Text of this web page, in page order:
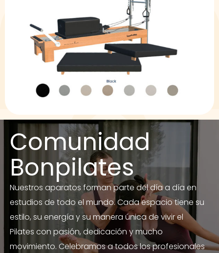
Comunidad
Bonpilates
Nuestros aparatos forman parte del día a día en
estudios de todo el mundo. Cada espacio tiene su
estilo, su energía y su manera única de vivir el
Pilates con pasión, dedicación y mucho
movimiento. Celebramos a todos los profesionales